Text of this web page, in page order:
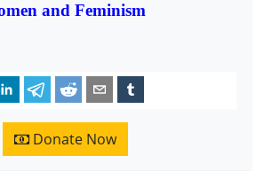
and Feminism
Donate Now